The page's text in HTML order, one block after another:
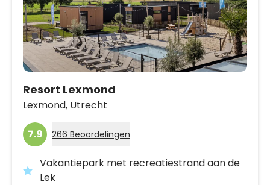
Resort Lexmond
Lexmond, Utrecht
7.9 266 Beoordelingen
Vakantiepark met recreatiestrand aan de
Lek